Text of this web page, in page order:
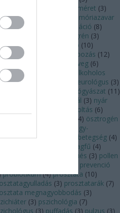
mellméret (3)
(4
memóriazavar
menopauza menstruáció (8)
migrén (3)
(4 nap (10)
7 napozás (12)
napszemüveg (6)
4)
nem alkoholos
(3) neurológus (3)
nőgyógyászat (11 )
nyál (3) nyár
oltás (6)
4) ösztrogén
pajzsmirigy-
(5 pajzsmirigybetegség (4)
parlagfű (4)
pihenés (3) pollen
prevenció
probiotikum (4) prosztata (10)
(3) prosztatarák (7)
megnagyobbodás (3)
(3) pszichológia (7)
(3) puffadás (3) pulzus (3)